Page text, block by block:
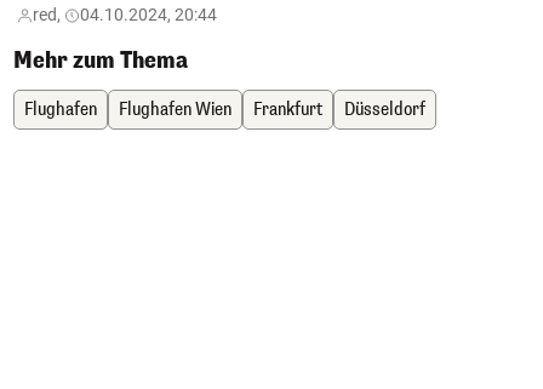
red, 04.10.2024, 20:44
Mehr zum Thema
Flughafen Flughafen Wien Frankfurt Düsseldorf